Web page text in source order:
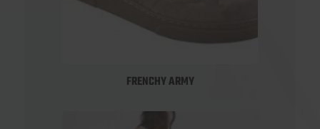
FRENCHY ARMY